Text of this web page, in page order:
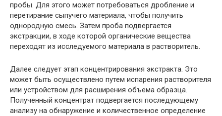
пробы. Для этого может потребоваться дробление и
перетирание сыпучего материала, чтобы получить
однородную смесь. Затем проба подвергается
экстракции, в ходе которой органические вещества
переходят из исследуемого материала в растворитель.
Далее следует этап концентрирования экстракта. Это
может быть осуществлено путем испарения растворителя
или устройством для расширения объема образца.
Полученный концентрат подвергается последующему
анализу на обнаружение и количественное определение